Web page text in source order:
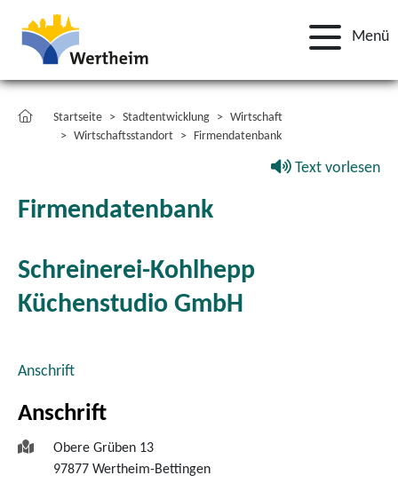
Menü
Startseite Stadtentwicklung
Wirtschaft
Wirtschaftsstandort
Firmendatenbank
Text vorlesen
Firmendatenbank
Schreinerei-Kohlhepp
Küchenstudio GmbH
Anschrift
Anschrift
Obere Grüben 13
97877 Wertheim-Bettingen